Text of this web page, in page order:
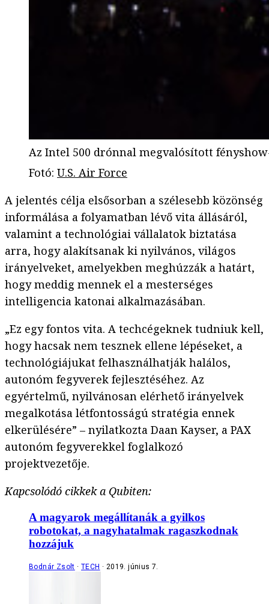
Az Intel 500 drónnal megvalósított
Fotó: U.S. Air Force
A jelentés célja elsősorban a szélesebb közönség
informálása a folyamatban lévő vita állásáról,
valamint a technológiai vállalatok biztatása
arra, hogy alakítsanak ki nyilvános, világos
irányelveket, amelyekben meghúzzák a határt,
hogy meddig mennek el a mesterséges
intelligencia katonai alkalmazásában.
„Ez egy fontos vita. A techcégeknek tudniuk kell,
hogy hacsak nem tesznek ellene lépéseket, a
technológiájukat felhasználhatják halálos,
autonóm fegyverek fejlesztéséhez. Az
egyértelmű, nyilvánosan elérhető irányelvek
megalkotása létfontosságú stratégia ennek
elkerülésére” – nyilatkozta Daan Kayser, a PAX
autonóm fegyverekkel foglalkozó
projektvezetője.
Kapcsolódó cikkek a Qubiten:
A magyarok megállítanák a gyilkos
robotokat, a nagyhatalmak ragaszkodnak
hozzájuk
Bodnár Zsolt TECH 2019. június 7.